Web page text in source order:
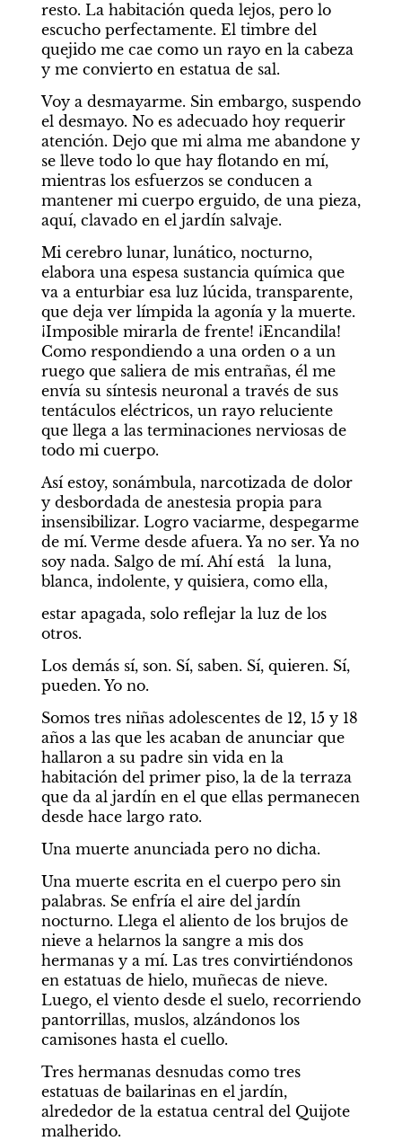
resto. La habitación queda lejos, pero lo
escucho perfectamente. El timbre del
quejido me cae como un rayo en la cabeza
y me convierto en estatua de sal.
Voy a desmayarme. Sin embargo, suspendo
el desmayo. No es adecuado hoy requerir
atención. Dejo que mi alma me abandone y
se lleve todo lo que hay flotando en mí,
mientras los esfuerzos se conducen a
mantener mi cuerpo erguido, de una pieza,
aquí, clavado en el jardín salvaje.
Mi cerebro lunar, lunático, nocturno,
elabora una espesa sustancia química que
va a enturbiar esa luz lúcida, transparente,
que deja ver límpida la agonía y la muerte.
¡Imposible mirarla de frente! ¡Encandila!
Como respondiendo a una orden o a un
ruego que saliera de mis entrañas, él me
envía su síntesis neuronal a través de sus
tentáculos eléctricos, un rayo reluciente
que llega a las terminaciones nerviosas de
todo mi cuerpo.
Así estoy, sonámbula, narcotizada de dolor
y desbordada de anestesia propia para
insensibilizar. Logro vaciarme, despegarme
de mí. Verme desde afuera. Ya no ser. Ya no
soy nada. Salgo de mí. Ahí está   la luna,
blanca, indolente, y quisiera, como ella,
estar apagada, solo reflejar la luz de los
otros.
Los demás sí, son. Sí, saben. Sí, quieren. Sí,
pueden. Yo no.
Somos tres niñas adolescentes de 12, 15 y 18
años a las que les acaban de anunciar que
hallaron a su padre sin vida en la
habitación del primer piso, la de la terraza
que da al jardín en el que ellas permanecen
desde hace largo rato.
Una muerte anunciada pero no dicha.
Una muerte escrita en el cuerpo pero sin
palabras. Se enfría el aire del jardín
nocturno. Llega el aliento de los brujos de
nieve a helarnos la sangre a mis dos
hermanas y a mí. Las tres convirtiéndonos
en estatuas de hielo, muñecas de nieve.
Luego, el viento desde el suelo, recorriendo
pantorrillas, muslos, alzándonos los
camisones hasta el cuello.
Tres hermanas desnudas como tres
estatuas de bailarinas en el jardín,
alrededor de la estatua central del Quijote
malherido.